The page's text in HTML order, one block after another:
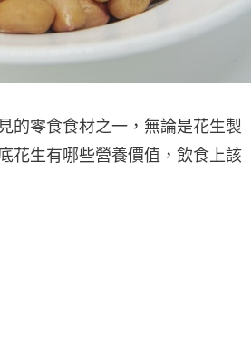
的零食食材之一，無論是花生製
花生有哪些營養價值，飲食上該